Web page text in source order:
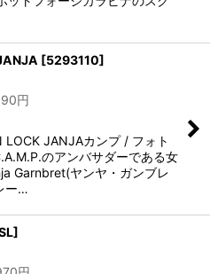
[5293110]
円
LOCK JANJAカンプ / フォト
のアンバサダーである女
Garnbret(ヤンヤ・ガンブレ
ー…
]